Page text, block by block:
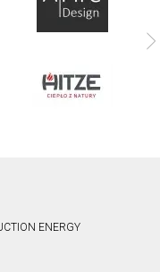
ENERGY